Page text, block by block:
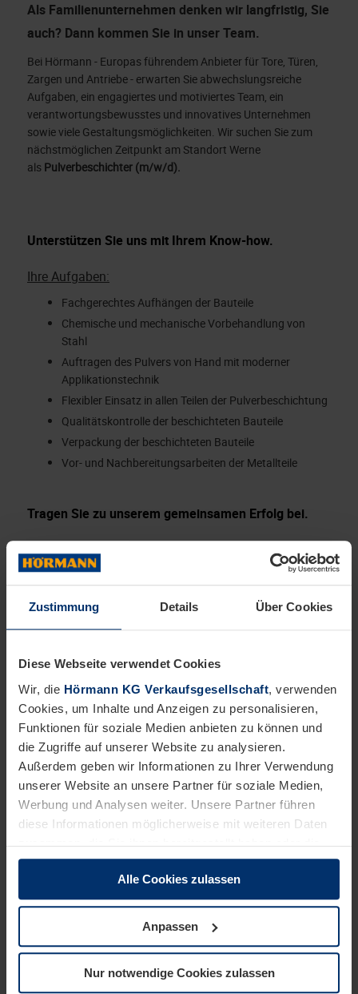
Zustimmung Details Über Cookies
Diese Webseite verwendet Cookies
Wir, die Hörmann KG Verkaufsgesellschaft, verwenden
Cookies, um Inhalte und Anzeigen zu personalisieren,
Funktionen für soziale Medien anbieten zu können und
die Zugriffe auf unserer Website zu analysieren.
Außerdem geben wir Informationen zu Ihrer Verwendung
unserer Website an unsere Partner für soziale Medien,
Werbung und Analysen weiter. Unsere Partner führen
diese Informationen möglicherweise mit weiteren Daten
zusammen, die Sie ihnen bereitgestellt haben oder die
sie im Rahmen Ihrer Nutzung der Dienste gesammelt
Rechtlich können wir Cookies auf Ihrem Gerät speichern,
wenn diese für den Betrieb dieser Seite unbedingt
wir Ihre Erlaubnis. Ihre Einwilligung können Sie jederzeit
in der Cookie-Erläuterung auf der Seite
Alle Cookies zulassen
Anpassen
Nur notwendige Cookies zulassen
Als Familienunternehmen denken wir langfristig, Sie
auch? Dann kommen Sie in unser Team.
Bei Hörmann - Europas führendem Anbieter für Tore, Türen,
Zargen und Antriebe - erwarten Sie abwechslungsreiche
Aufgaben, ein engagiertes und motiviertes Team, ein
verantwortungsbewusstes und innovatives Unternehmen
sowie viele Gestaltungsmöglichkeiten. Wir suchen Sie zum
nächstmöglichen Zeitpunkt am Standort Werne
als Pulverbeschichter (m/w/d).
Unterstützen Sie uns mit Ihrem Know-how.
Ihre Aufgaben:
Fachgerechtes Aufhängen der Bauteile
Chemische und mechanische Vorbehandlung von
Stahl
Auftragen des Pulvers von Hand mit moderner
Applikationstechnik
Flexibler Einsatz in allen Teilen der Pulverbeschichtung
Qualitätskontrolle der beschichteten Bauteile
Verpackung der beschichteten Bauteile
Vor- und Nachbereitungsarbeiten der Metallteile
Tragen Sie zu unserem gemeinsamen Erfolg bei.
Das bringen Sie mit:
Abgeschlossene Berufsausbildung zum
(m/w/d)
Selbständige und gewissenhafte Arbeitsweise
Bereitschaft zum Schichtdienst (Früh- und
Spätschicht)
Dies wäre wünschenswert:
Berufserfahrung im Bereich Pulverbeschichtung
Wir möchten, dass Sie sich bei uns wohlfühlen.
Eine strukturierte Einarbeitung On-the-Job mit
Einarbeitungsplänen
Gezielte, individuelle Weiterbildung durch die Hörmann
30 Tage Urlaub sowie Urlaubs- und Weihnachtsgeld
und ansprechende Sozialleistungen
Regelmäßiges Feedback und eine offene